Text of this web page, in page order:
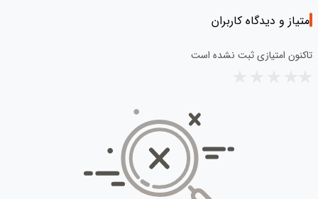
امتیاز و دیدگاه کاربران
تاکنون امتیازی ثبت نشده است